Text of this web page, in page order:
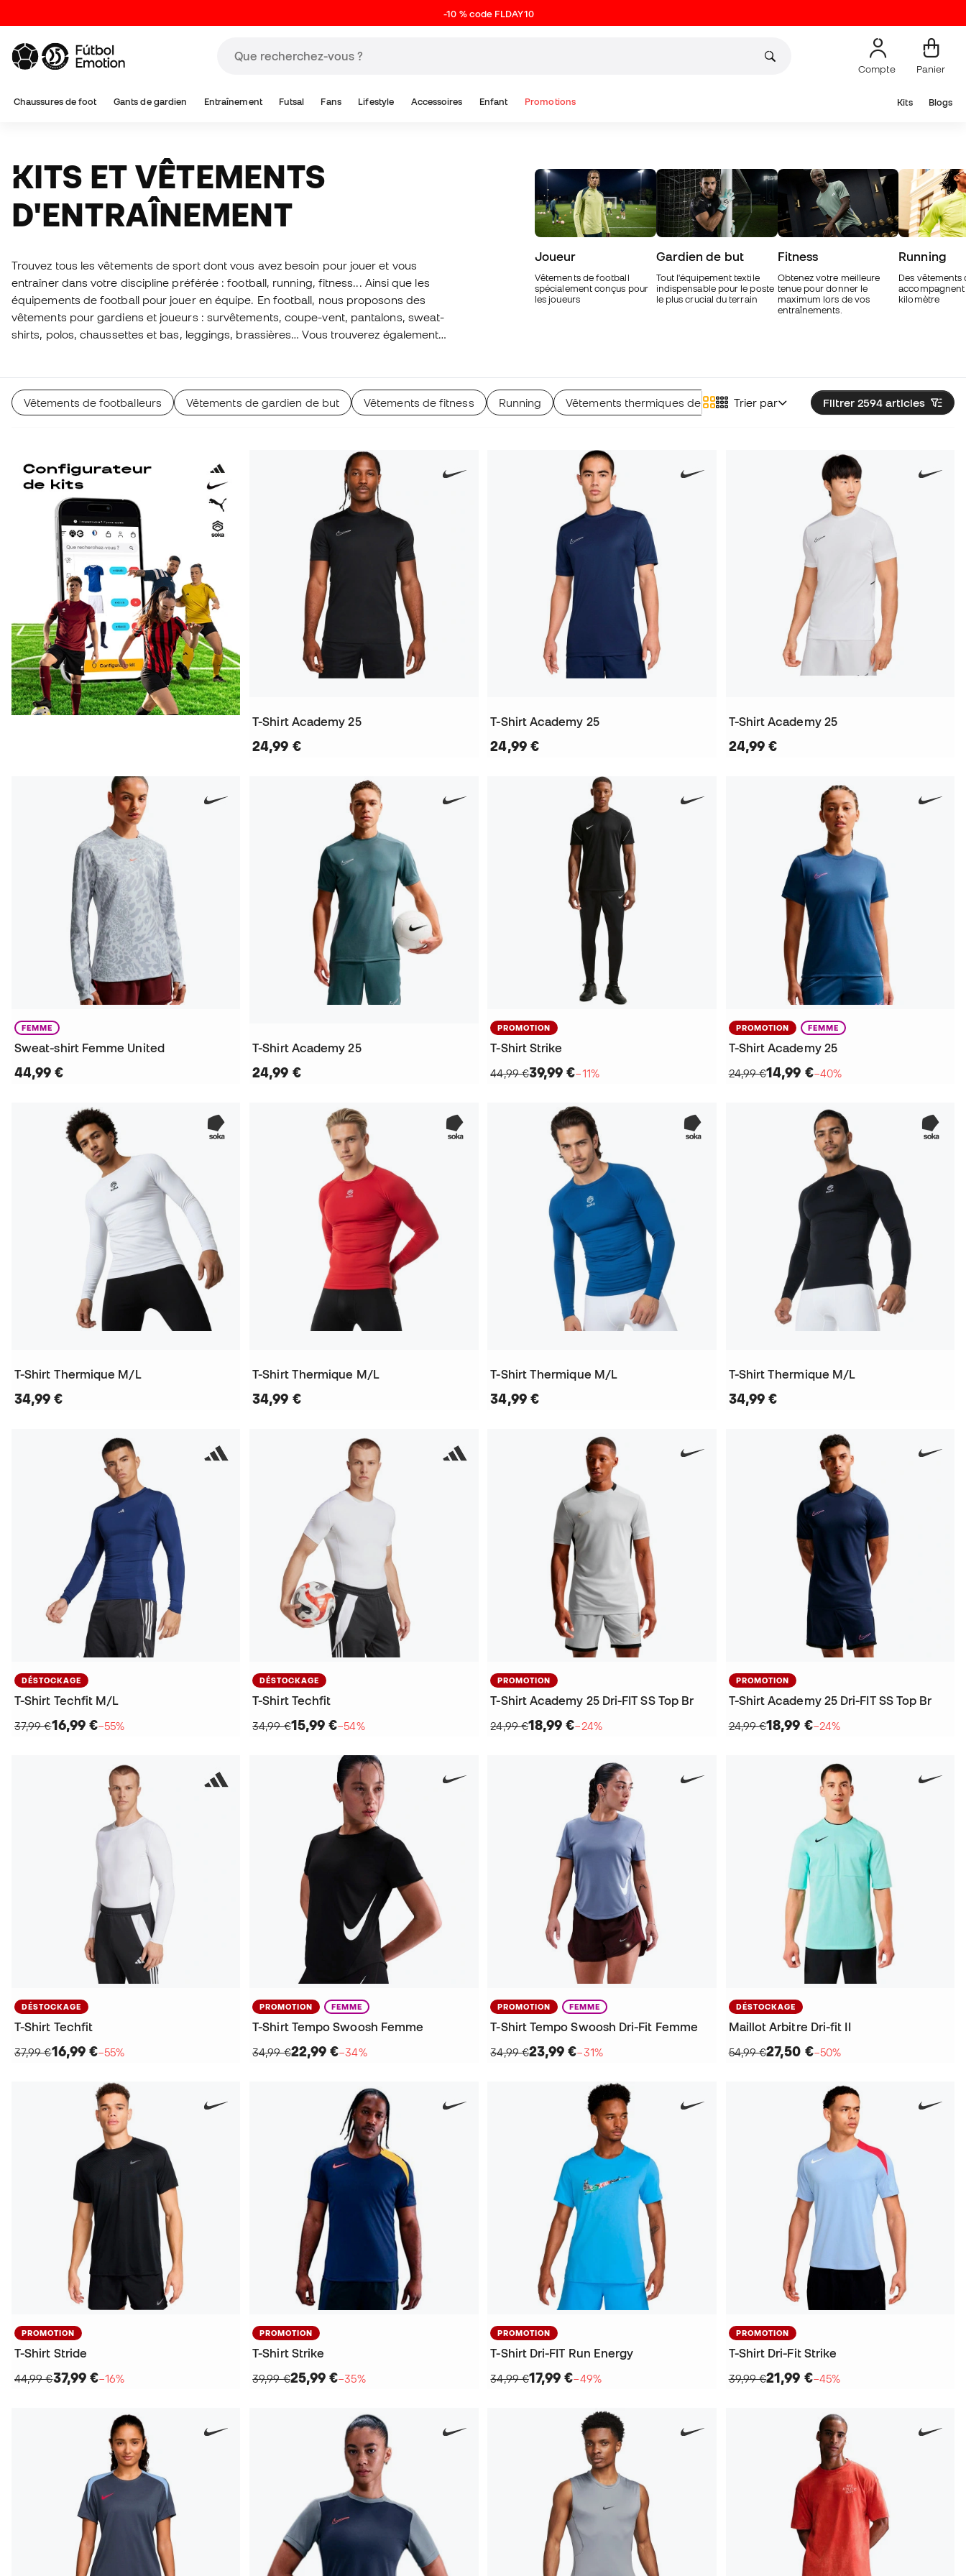
-10 % code FLDAY10
Compte Panier
Chaussures de foot Gants de gardien Entraînement Futsal Fans Lifestyle Accessoires Enfant Promotions Kits Blogs
KITS ET VÊTEMENTS
D'ENTRAÎNEMENT
Trouvez tous les vêtements de sport dont vous avez besoin pour jouer et vous
entraîner dans votre discipline préférée : football, running, fitness... Ainsi que les
équipements de football pour jouer en équipe. En football, nous proposons des
vêtements pour gardiens et joueurs : survêtements, coupe-vent, pantalons, sweat-
shirts, polos, chaussettes et bas, leggings, brassières… Vous trouverez également
spéciales pour les clubs.
Joueur
Vêtements de football
spécialement conçus pour
les joueurs
Gardien de but
Tout l'équipement textile
indispensable pour le poste
le plus crucial du terrain
Fitness
Obtenez votre meilleure
tenue pour donner le
maximum lors de vos
entraînements.
Running
Des vêtements
accompagnent
kilomètre
Filtrer 2594 articles
Trier par
Vêtements de footballeurs Vêtements de gardien de but Vêtements de fitness Running Vêtements thermiques de foot
T-Shirt Academy 25
24,99 €
T-Shirt Academy 25
24,99 €
T-Shirt Academy 25
24,99 €
FEMME
Sweat-shirt Femme United
44,99 €
T-Shirt Academy 25
24,99 €
PROMOTION
T-Shirt Strike
44,99 €39,99 €−11%
PROMOTION FEMME
T-Shirt Academy 25
24,99 €14,99 €−40%
T-Shirt Thermique M/L
34,99 €
T-Shirt Thermique M/L
34,99 €
T-Shirt Thermique M/L
34,99 €
T-Shirt Thermique M/L
34,99 €
DÉSTOCKAGE
T-Shirt Techfit M/L
37,99 €16,99 €−55%
DÉSTOCKAGE
T-Shirt Techfit
34,99 €15,99 €−54%
PROMOTION
T-Shirt Academy 25 Dri-FIT SS Top Br
24,99 €18,99 €−24%
PROMOTION
T-Shirt Academy 25 Dri-FIT SS Top Br
24,99 €18,99 €−24%
DÉSTOCKAGE
T-Shirt Techfit
37,99 €16,99 €−55%
PROMOTION FEMME
T-Shirt Tempo Swoosh Femme
34,99 €22,99 €−34%
PROMOTION FEMME
T-Shirt Tempo Swoosh Dri-Fit Femme
34,99 €23,99 €−31%
DÉSTOCKAGE
Maillot Arbitre Dri-fit II
54,99 €27,50 €−50%
PROMOTION
T-Shirt Stride
44,99 €37,99 €−16%
PROMOTION
T-Shirt Strike
39,99 €25,99 €−35%
PROMOTION
T-Shirt Dri-FIT Run Energy
34,99 €17,99 €−49%
PROMOTION
T-Shirt Dri-Fit Strike
39,99 €21,99 €−45%